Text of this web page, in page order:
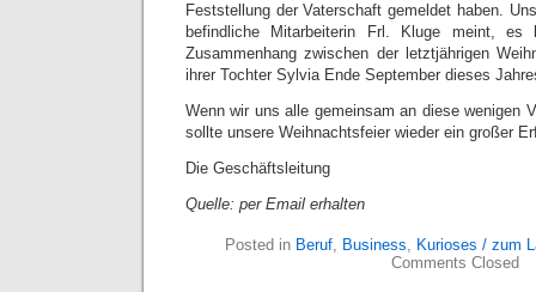
Feststellung der Vaterschaft gemeldet haben.
befindliche Mitarbeiterin Frl. Kluge meint, es
Zusammenhang zwischen der letztjährigen
ihrer Tochter Sylvia Ende September dieses
Wenn wir uns alle gemeinsam an diese wenigen
sollte unsere Weihnachtsfeier wieder ein großer
Die Geschäftsleitung
Quelle: per Email erhalten
Posted in Beruf, Business, Kurioses / zum
Comments Closed